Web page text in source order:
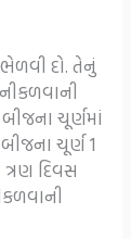
દો. તેનું
ચૂર્ણમાં
ચૂર્ણ 1
દિવસ